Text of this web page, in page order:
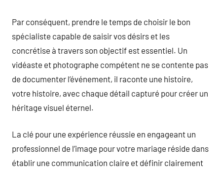
Par conséquent, prendre le temps de choisir le bon
spécialiste capable de saisir vos désirs et les
concrétise à travers son objectif est essentiel. Un
vidéaste et photographe compétent ne se contente pas
de documenter l’événement, il raconte une histoire,
votre histoire, avec chaque détail capturé pour créer un
héritage visuel éternel.
La clé pour une expérience réussie en engageant un
professionnel de l’image pour votre mariage réside dans
établir une communication claire et définir clairement